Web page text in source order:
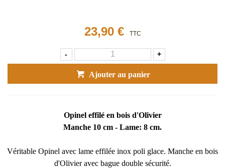
23,90 € TTC
- +
Ajouter au panier
Opinel effilé en bois d'Olivier
Manche 10 cm - Lame: 8 cm.
Véritable Opinel avec lame effilée inox poli glace. Manche en bois
d'Olivier avec bague double sécurité.